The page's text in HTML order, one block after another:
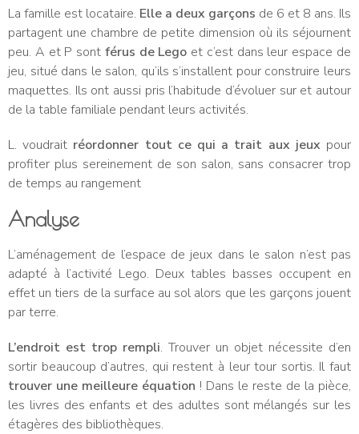
La famille est locataire. Elle a deux garçons de 6 et 8 ans. Ils
partagent une chambre de petite dimension où ils séjournent
peu. A et P sont férus de Lego et c’est dans leur espace de
jeu, situé dans le salon, qu’ils s’installent pour construire leurs
maquettes. Ils ont aussi pris l’habitude d’évoluer sur et autour
de la table familiale pendant leurs activités.
L. voudrait réordonner tout ce qui a trait aux jeuxpour
profiter plus sereinement de son salon, sans consacrer trop
de temps au rangement
Analyse
L’aménagement de l’espace de jeux dans le salon n’est pas
adapté à l’activité Lego. Deux tables basses occupent en
effet un tiers de la surface au sol alors que les garçons jouent
par terre.
L’endroit est trop rempli. Trouver un objet nécessite d’en
sortir beaucoup d’autres, qui restent à leur tour sortis. Il faut
trouver une meilleure équation ! Dans le reste de la pièce,
les livres des enfants et des adultes sont mélangés sur les
étagères des bibliothèques.